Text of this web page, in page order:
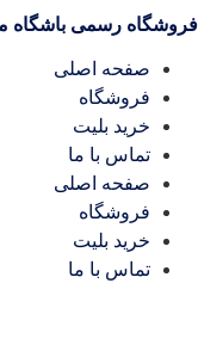
رسمی باشگاه ملوان
صفحه اصلی
فروشگاه
خرید بلیت
تماس با ما
صفحه اصلی
فروشگاه
خرید بلیت
تماس با ما